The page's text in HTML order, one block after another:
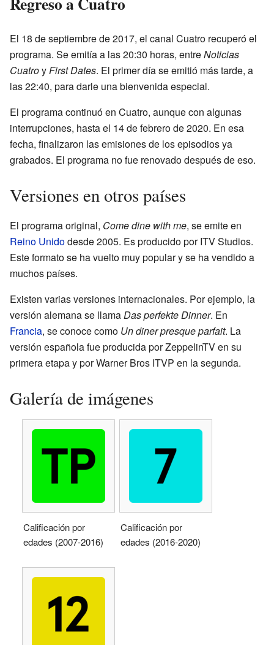
El 18 de septiembre de 2017, el canal Cuatro recuperó el
programa. Se emitía a las 20:30 horas, entreNoticias
CuatroyFirst Dates. El primer día se emitió más tarde, a
las 22:40, para darle una bienvenida especial.
El programa continuó en Cuatro, aunque con algunas
interrupciones, hasta el 14 de febrero de 2020. En esa
fecha, finalizaron las emisiones de los episodios ya
grabados. El programa no fue renovado después de eso.
Versiones en otros países
El programa original, Come dine with me, se emite en
Reino Unidodesde 2005. Es producido por ITV Studios.
Este formato se ha vuelto muy popular y se ha vendido a
muchos países.
Existen varias versiones internacionales. Por ejemplo, la
versión alemana se llamaDas perfekte Dinner. En
Francia, se conoce como Un diner presque parfait. La
versión española fue producida por ZeppelinTV en su
primera etapa y por Warner Bros ITVP en la segunda.
Galería de imágenes
Calificación por
edades (2007-2016)
Calificación por
edades (2016-2020)